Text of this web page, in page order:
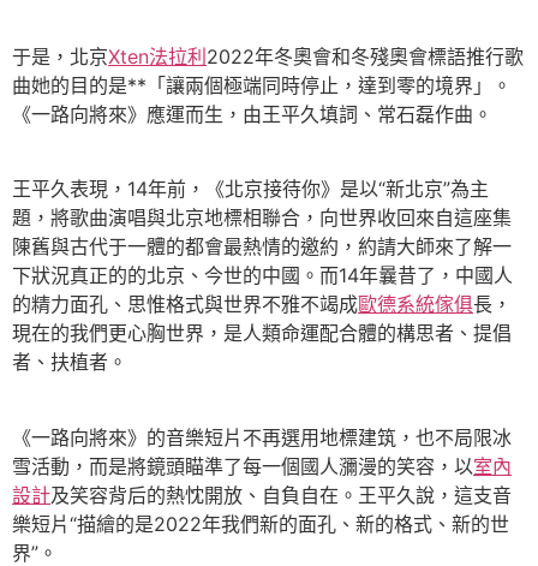
于是，北京Xten法拉利2022年冬奧會和冬殘奧會標語推行歌
曲她的目的是**「讓兩個極端同時停止，達到零的境界」。
《一路向將來》應運而生，由王平久填詞、常石磊作曲。
王平久表現，14年前，《北京接待你》是以“新北京”為主
題，將歌曲演唱與北京地標相聯合，向世界收回來自這座集
陳舊與古代于一體的都會最熱情的邀約，約請大師來了解一
下狀況真正的的北京、今世的中國。而14年曩昔了，中國人
的精力面孔、思惟格式與世界不雅不竭成歐德系統傢俱長，
現在的我們更心胸世界，是人類命運配合體的構思者、提倡
者、扶植者。
《一路向將來》的音樂短片不再選用地標建筑，也不局限冰
雪活動，而是將鏡頭瞄準了每一個國人瀰漫的笑容，以室內
設計及笑容背后的熱忱開放、自負自在。王平久說，這支音
樂短片“描繪的是2022年我們新的面孔、新的格式、新的世
界”。